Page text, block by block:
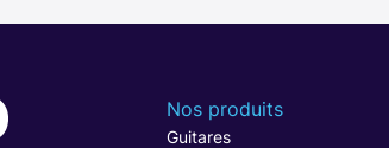
Nos produits
Guitares